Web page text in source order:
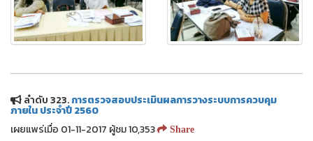
ลำดับ 323.การตรวจสอบประเมินผลการวางระบบการควบคุม
ภายใน ประจำปี 2560
เผยแพร่เมื่อ 01-11-2017 ผู้ชม 10,353
Share